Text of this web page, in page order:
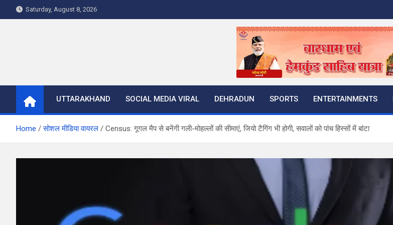
to
Saturday, August 8, 2026
UTTARAKHAND SOCIAL MEDIA VIRAL DEHRADUN SPORTS ENTERTAINMENTS
Home सोशल मीडिया वायरल Census: गूगल मैप से बनेंगी गली-मोहल्लों की सीमाएं, जियो टैगिंग भी होगी, सवालों को पांच हिस्सों में बांटा